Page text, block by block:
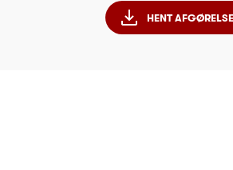
HENT AFGØRELSE